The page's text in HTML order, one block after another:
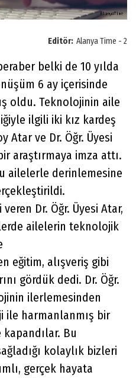
Editör: Alanya Time - 2
belki de 10 yılda
6 ay içerisinde
oldu. Teknolojinin aile
ilgili iki kız kardeş
Atar ve Dr. Öğr. Üyesi
araştırmaya imza attı.
ailelerle derinlemesine
Dr. Öğr. Üyesi Atar,
ailelerin teknolojik
eğitim, alışveriş gibi
gördük dedi. Dr. Öğr.
ilerlemesinden
ile harmanlanmış bir
Bu
kolaylık bizleri
gerçek hayata